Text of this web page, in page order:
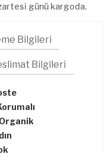
günü kargoda.
Bilgileri
Bilgileri